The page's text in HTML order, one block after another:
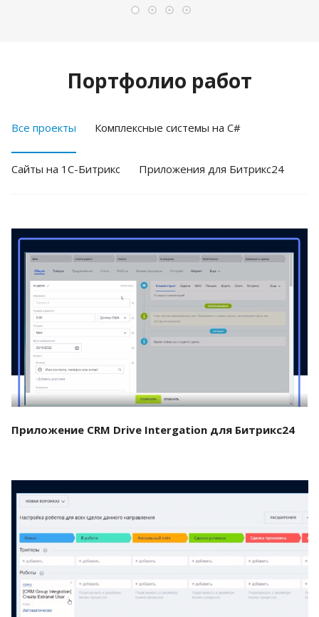
Портфолио работ
Все проекты Комплексные системы на C#
Cайты на 1С-Битрикс Приложения для Битрикс24
Смотреть проект
Приложение CRM Drive Intergation для Битрикс24
Смотреть проект